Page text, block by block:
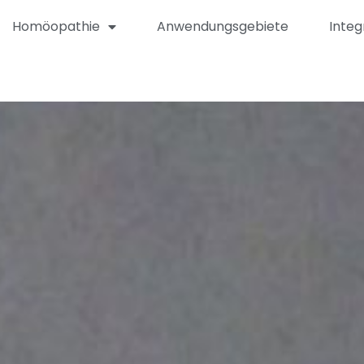
Homöopathie Anwendungsgebiete